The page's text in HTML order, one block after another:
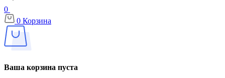
0
0 Корзина
Ваша корзина пуста